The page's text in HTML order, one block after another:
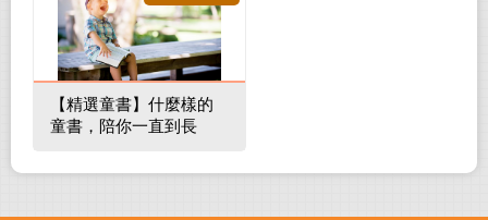
【精選童書】什麼樣的
童書，陪你一直到長